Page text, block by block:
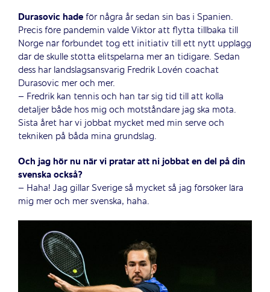
Durasovic hadeför några år sedan sin bas i Spanien.
Precis före pandemin valde Viktor att flytta tillbaka till
Norge när förbundet tog ett initiativ till ett nytt upplägg
där de skulle stötta elitspelarna mer än tidigare. Sedan
dess har landslagsansvarig Fredrik Lovén coachat
Durasovic mer och mer.
– Fredrik kan tennis och han tar sig tid till att kolla
detaljer både hos mig och motståndare jag ska möta.
Sista året har vi jobbat mycket med min serve och
tekniken på båda mina grundslag.
Och jag hör nu när vi pratar att ni jobbat en del på din
svenska också?
– Haha! Jag gillar Sverige så mycket så jag försöker lära
mig mer och mer svenska, haha.